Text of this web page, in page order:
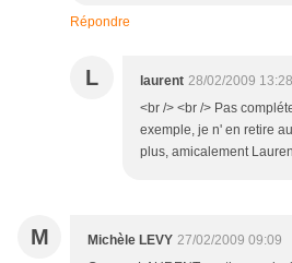
Répondre
L laurent 28/02/2009 13:28
<br /> <br /> Pas
exemple, je n' en retire
plus, amicalement
M Michèle LEVY 27/02/2009 09:09